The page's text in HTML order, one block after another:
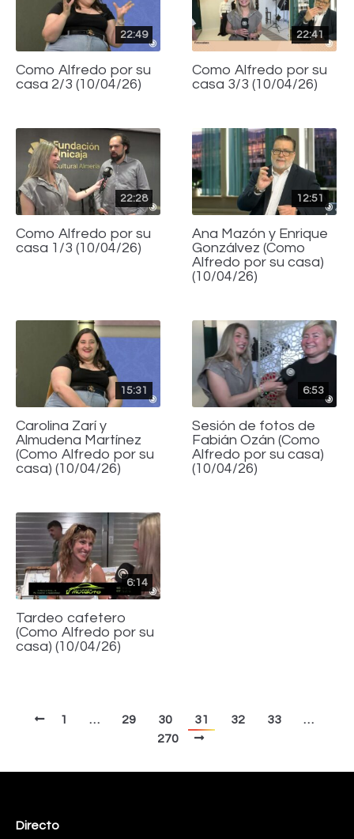
22:49
Como Alfredo por su
casa 2/3 (10/04/26)
22:41
Como Alfredo por su
casa 3/3 (10/04/26)
22:28
Como Alfredo por su
casa 1/3 (10/04/26)
12:51
Ana Mazón y Enrique
Gonzálvez (Como
Alfredo por su casa)
(10/04/26)
15:31
Carolina Zarí y
Almudena Martínez
(Como Alfredo por su
casa) (10/04/26)
6:53
Sesión de fotos de
Fabián Ozán (Como
Alfredo por su casa)
(10/04/26)
6:14
Tardeo cafetero
(Como Alfredo por su
casa) (10/04/26)
1 … 29 30 31 32 33
…
270
Directo